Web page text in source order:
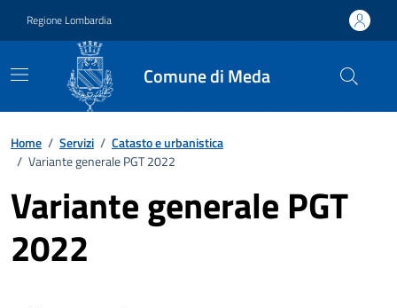
Regione Lombardia
Comune di Meda
Home / Servizi / Catasto e urbanistica
/ Variante generale PGT 2022
Variante generale PGT
2022